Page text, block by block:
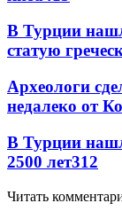
В Турции
статую
Археологи
недалеко от
В Турции
2500 лет312
Читать